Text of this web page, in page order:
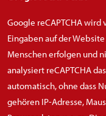
Google reCAPTCHA
Eingaben auf der
Menschen erfolgen und
analysiert reCAPTCHA
automatisch, ohne dass
gehören IP-Adresse,